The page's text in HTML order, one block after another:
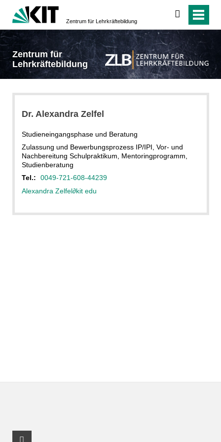
Zentrum für Lehrkräftebildung
suchen
Zentrum für
Lehrkräftebildung
Dr. Alexandra Zelfel
Studieneingangsphase und Beratung
Zulassung und Bewerbungsprozess IP/IPI, Vor- und
Nachbereitung Schulpraktikum, Mentoringprogramm,
Studienberatung
Tel.:
0049-721-608-44239
Alexandra Zelfel∂kit edu